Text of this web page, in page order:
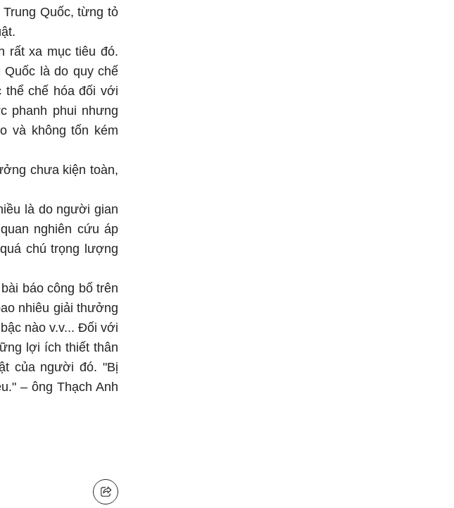
Quốc, từng tỏ
rất xa mục tiêu đó.
là do quy chế
chế hóa đối với
phanh phui nhưng
và không tốn kém
chưa kiện toàn,
là do người gian
nghiên cứu áp
chú trọng lượng
báo công bố trên
nhiêu giải thưởng
nào v.v... Đối với
lợi ích thiết thân
của người đó. "Bị
– ông Thạch Anh